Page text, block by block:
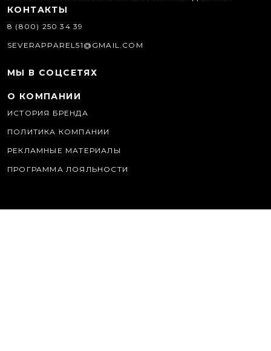
КОНТАКТЫ
8 (800) 250 34 39
SEVERAPPAREL51@GMAIL.COM
МЫ В СОЦСЕТЯХ
О КОМПАНИИ
ИСТОРИЯ БРЕНДА
ПОЛИТИКА КОМПАНИИ
РЕКЛАМНЫЕ МАТЕРИАЛЫ
ПРОГРАММА ЛОЯЛЬНОСТИ